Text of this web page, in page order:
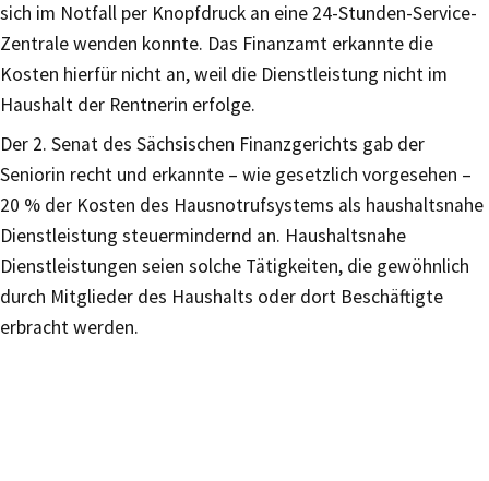
sich im Notfall per Knopfdruck an eine 24-Stunden-Service-
Zentrale wenden konnte. Das Finanzamt erkannte die
Kosten hierfür nicht an, weil die Dienstleistung nicht im
Haushalt der Rentnerin erfolge.
Der 2. Senat des Sächsischen Finanzgerichts gab der
Seniorin recht und erkannte – wie gesetzlich vorgesehen –
20 % der Kosten des Hausnotrufsystems als haushaltsnahe
Dienstleistung steuermindernd an. Haushaltsnahe
Dienstleistungen seien solche Tätigkeiten, die gewöhnlich
durch Mitglieder des Haushalts oder dort Beschäftigte
erbracht werden.